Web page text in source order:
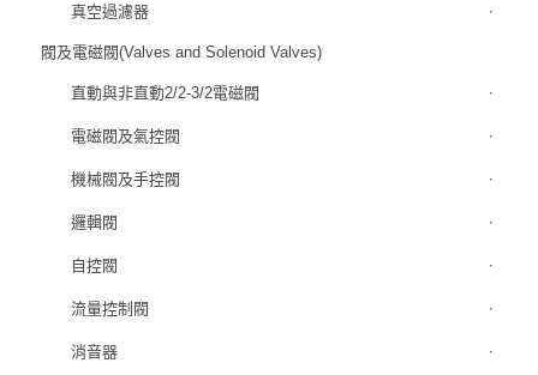
真空過濾器
閥及電磁閥(Valves and Solenoid Valves)
直動與非直動2/2-3/2電磁閥
電磁閥及氣控閥
機械閥及手控閥
邏輯閥
自控閥
流量控制閥
消音器